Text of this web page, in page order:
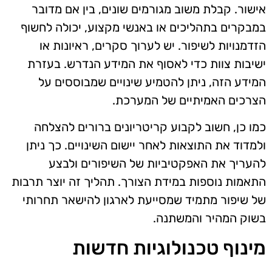
אישור. קבלת משוב מגורמים שונים, בין אם מדובר
במבקרים בתהליכים או באנשי מקצוע, יכולה לחשוף
הזדמנויות לשיפור. יש לערוך סקרים, ראיונות או
ישיבות צוות כדי לאסוף את המידע הנדרש. בעזרת
המידע הזה, ניתן להטמיע שינויים שמבוססים על
הצרכים האמיתיים של המערכת.
כמו כן, חשוב לקבוע קריטריונים ברורים להצלחה
ולמדוד את התוצאות לאחר יישום השינויים. כך ניתן
להעריך את האפקטיביות של השיפורים ולבצע
התאמות נוספות במידת הצורך. תהליך זה יוצר תרבות
של שיפור מתמיד שמסייעת לארגון להישאר תחרותי
בשוק המהיר והמשתנה.
מינוף טכנולוגיות חדשות